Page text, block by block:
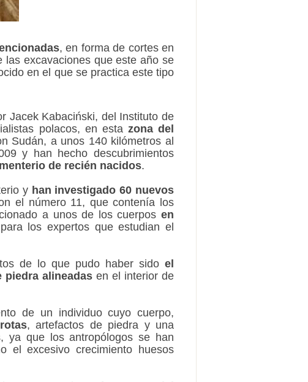
, en forma de cortes en
las excavaciones que este año se
en el que se practica este tipo
Jacek Kabaciński, del Instituto de
polacos, en esta zona del
Sudán, a unos 140 kilómetros al
y han hecho descubrimientos
de recién nacidos.
y han investigado 60 nuevos
el número 11, que contenía los
a unos de los cuerpos en
los expertos que estudian el
de lo que pudo haber sido el
piedra alineadas en el interior de
de un individuo cuyo cuerpo,
, artefactos de piedra y una
ya que los antropólogos se han
el excesivo crecimiento huesos